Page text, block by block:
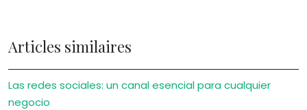
Articles similaires
Las redes sociales: un canal esencial para cualquier
negocio